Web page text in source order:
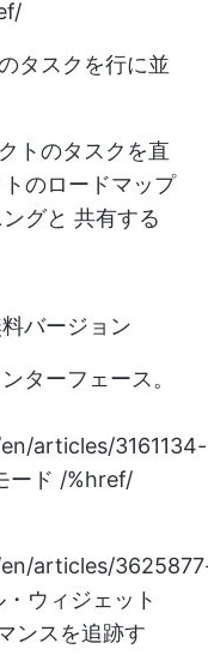
タスクを行に並
トのタスクを直
のロードマップ
グと 共有する
バージョン
ターフェース。
articles/3161134-
ード /%href/
articles/
ウィジェット
ンスを追跡す